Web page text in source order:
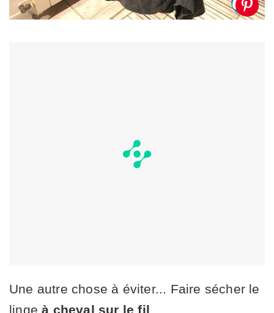
Une autre chose à éviter... Faire sécher le
lingeà cheval sur le fil